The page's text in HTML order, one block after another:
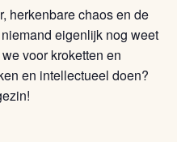
herkenbare chaos en de
eigenlijk nog weet
voor kroketten en
en intellectueel doen?